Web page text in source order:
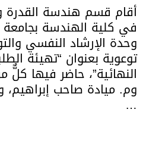
أقام قسم هندسة القدرة
في كلية الهندسة بجامعة
وحدة الإرشاد النفسي
توعوية بعنوان “تهيئة
النهائية”، حاضر فيها
وم. ميادة صاحب
…